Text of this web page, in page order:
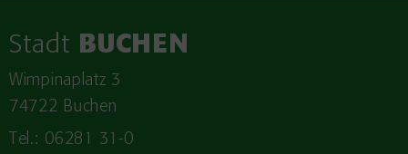
Stadt BUCHEN
Wimpinaplatz 3
74722 Buchen
Tel.: 06281 31-0